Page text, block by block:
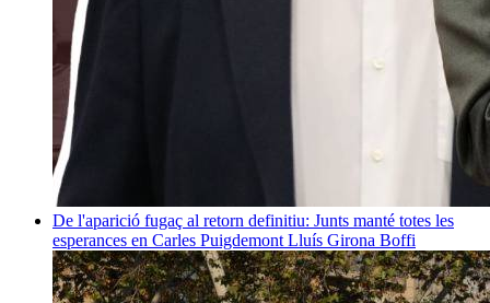
De l'aparició fugaç al retorn definitiu: Junts manté totes les
esperances en Carles Puigdemont Lluís Girona Boffi